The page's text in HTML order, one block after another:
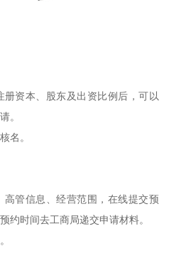
资本、股东及出资比例后，可以
。
名。
管信息、经营范围，在线提交预
约时间去工商局递交申请材料。